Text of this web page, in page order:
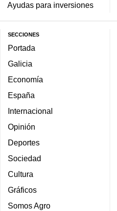
Ayudas para inversiones
SECCIONES
Portada
Galicia
Economía
España
Internacional
Opinión
Deportes
Sociedad
Cultura
Gráficos
Somos Agro